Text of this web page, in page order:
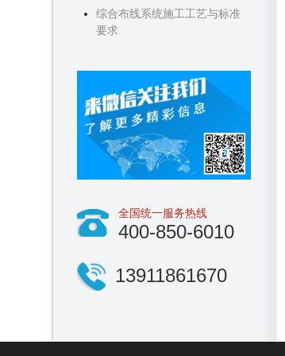
综合布线系统施工工艺与标准
要求
全国统一服务热线
400-850-6010
13911861670